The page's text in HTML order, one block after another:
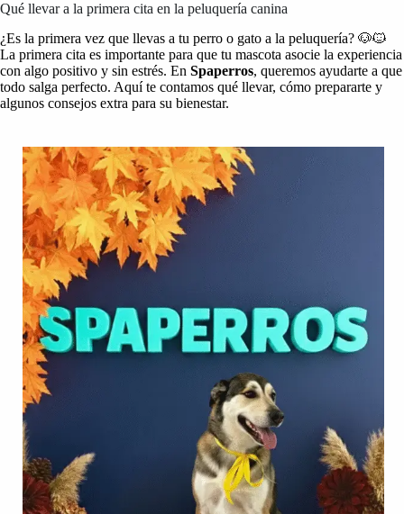
Qué llevar a la primera cita en la peluquería canina
¿Es la primera vez que llevas a tu perro o gato a la peluquería? 🐶🐱
La primera cita es importante para que tu mascota asocie la experiencia
con algo positivo y sin estrés. En Spaperros, queremos ayudarte a que
todo salga perfecto. Aquí te contamos qué llevar, cómo prepararte y
algunos consejos extra para su bienestar.